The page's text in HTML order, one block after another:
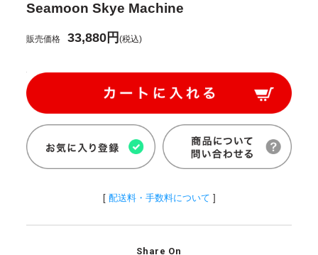
Seamoon Skye Machine
販売価格 33,880円(税込)
[ 配送料・手数料について ]
Share On